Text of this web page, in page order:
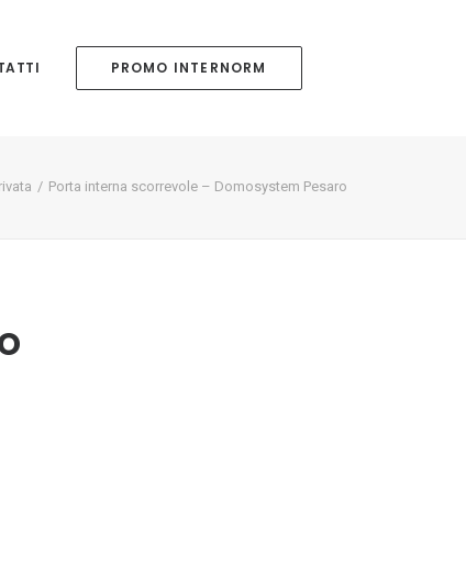
PROMO INTERNORM
Porta interna scorrevole – Domosystem Pesaro